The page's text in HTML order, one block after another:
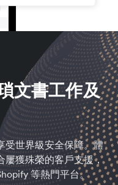
文書工作及
受世界級安全保障。體
屢獲殊榮的客戶支援，
等熱門平台。